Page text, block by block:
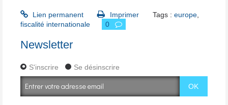
Lien permanent Imprimer Tags : europe,
fiscalité internationale
0
Newsletter
S'inscrire Se désinscrire